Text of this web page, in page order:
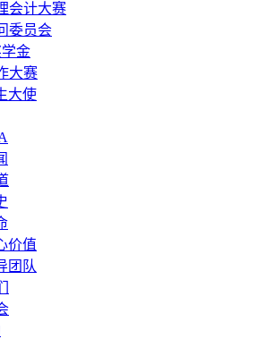
会计大赛
委员会
金
大赛
大使
价值
团队